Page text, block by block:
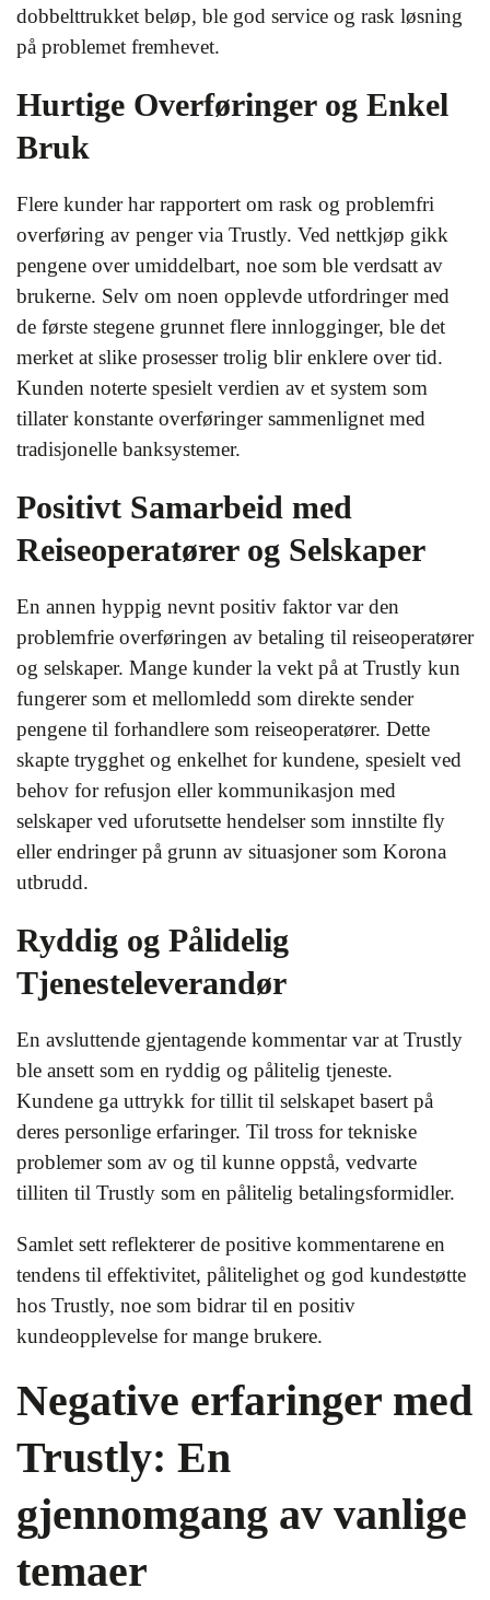
dobbelttrukket beløp, ble god service og rask løsning
på problemet fremhevet.
Hurtige Overføringer og Enkel
Bruk
Flere kunder har rapportert om rask og problemfri
overføring av penger via Trustly. Ved nettkjøp gikk
pengene over umiddelbart, noe som ble verdsatt av
brukerne. Selv om noen opplevde utfordringer med
de første stegene grunnet flere innlogginger, ble det
merket at slike prosesser trolig blir enklere over tid.
Kunden noterte spesielt verdien av et system som
tillater konstante overføringer sammenlignet med
tradisjonelle banksystemer.
Positivt Samarbeid med
Reiseoperatører og Selskaper
En annen hyppig nevnt positiv faktor var den
problemfrie overføringen av betaling til reiseoperatører
og selskaper. Mange kunder la vekt på at Trustly kun
fungerer som et mellomledd som direkte sender
pengene til forhandlere som reiseoperatører. Dette
skapte trygghet og enkelhet for kundene, spesielt ved
behov for refusjon eller kommunikasjon med
selskaper ved uforutsette hendelser som innstilte fly
eller endringer på grunn av situasjoner som Korona
utbrudd.
Ryddig og Pålidelig
Tjenesteleverandør
En avsluttende gjentagende kommentar var at Trustly
ble ansett som en ryddig og pålitelig tjeneste.
Kundene ga uttrykk for tillit til selskapet basert på
deres personlige erfaringer. Til tross for tekniske
problemer som av og til kunne oppstå, vedvarte
tilliten til Trustly som en pålitelig betalingsformidler.
Samlet sett reflekterer de positive kommentarene en
tendens til effektivitet, pålitelighet og god kundestøtte
hos Trustly, noe som bidrar til en positiv
kundeopplevelse for mange brukere.
Negative erfaringer med
Trustly: En
gjennomgang av vanlige
temaer